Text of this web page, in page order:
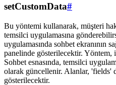
setCustomData#
Bu yöntemi kullanarak, müşteri
temsilci uygulamasına
uygulamasında sohbet ekranının
panelinde gösterilecektir. Yöntem,
Sohbet esnasında, temsilci
olarak güncellenir. Alanlar, 'fields'
gösterilecektir.